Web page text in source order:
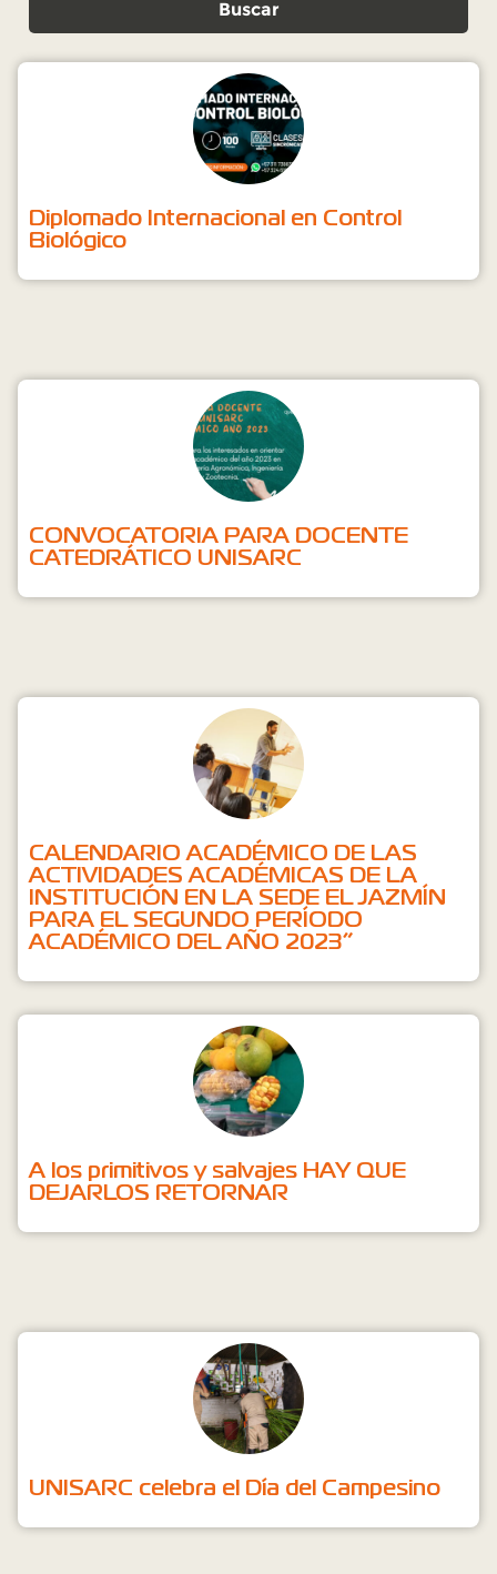
Buscar
Diplomado Internacional en Control
Biológico
CONVOCATORIA PARA DOCENTE
CATEDRÁTICO UNISARC
CALENDARIO ACADÉMICO DE LAS
ACTIVIDADES ACADÉMICAS DE LA
INSTITUCIÓN EN LA SEDE EL JAZMÍN
PARA EL SEGUNDO PERÍODO
ACADÉMICO DEL AÑO 2023”
A los primitivos y salvajes HAY QUE
DEJARLOS RETORNAR
UNISARC celebra el Día del Campesino